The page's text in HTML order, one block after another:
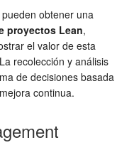
obtener una
proyectos Lean,
el valor de esta
recolección y análisis
de decisiones basada
continua.